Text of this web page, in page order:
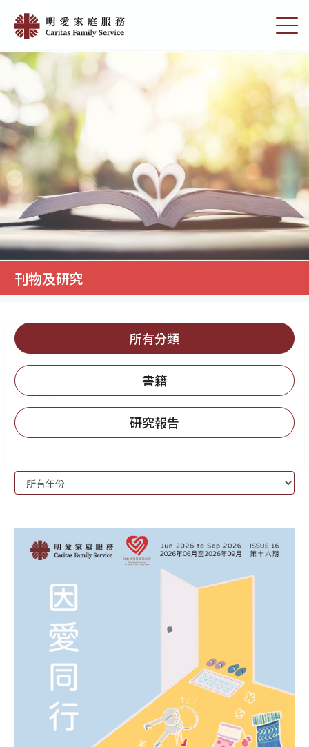
main
content
切
換
選
單
刊
研
愛
家
庭
服
務
刊物及研究
所有分類
書籍
研究報告
刊
Year: